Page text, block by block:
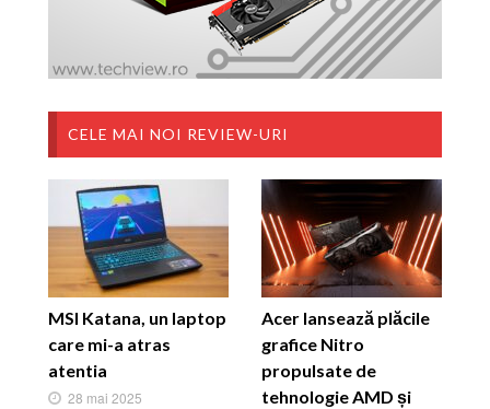
CELE MAI NOI REVIEW-URI
MSI Katana, un laptop
care mi-a atras
atentia
28 mai 2025
Acer lansează plăcile
grafice Nitro
propulsate de
tehnologie AMD și